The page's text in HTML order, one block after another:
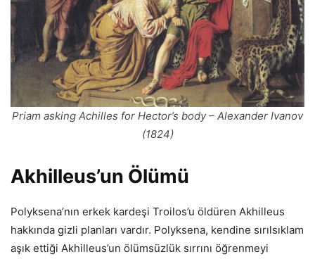
Priam asking Achilles for Hector’s body – Alexander Ivanov
(1824)
Akhilleus’un Ölümü
Polyksena’nın erkek kardeşi Troilos’u öldüren Akhilleus
hakkında gizli planları vardır. Polyksena, kendine sırılsıklam
aşık ettiği Akhilleus’un ölümsüzlük sırrını öğrenmeyi